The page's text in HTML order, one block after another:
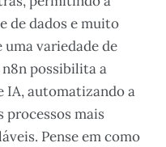
de dados e muito
uma variedade de
possibilita a
IA, automatizando a
mais
Pense em como